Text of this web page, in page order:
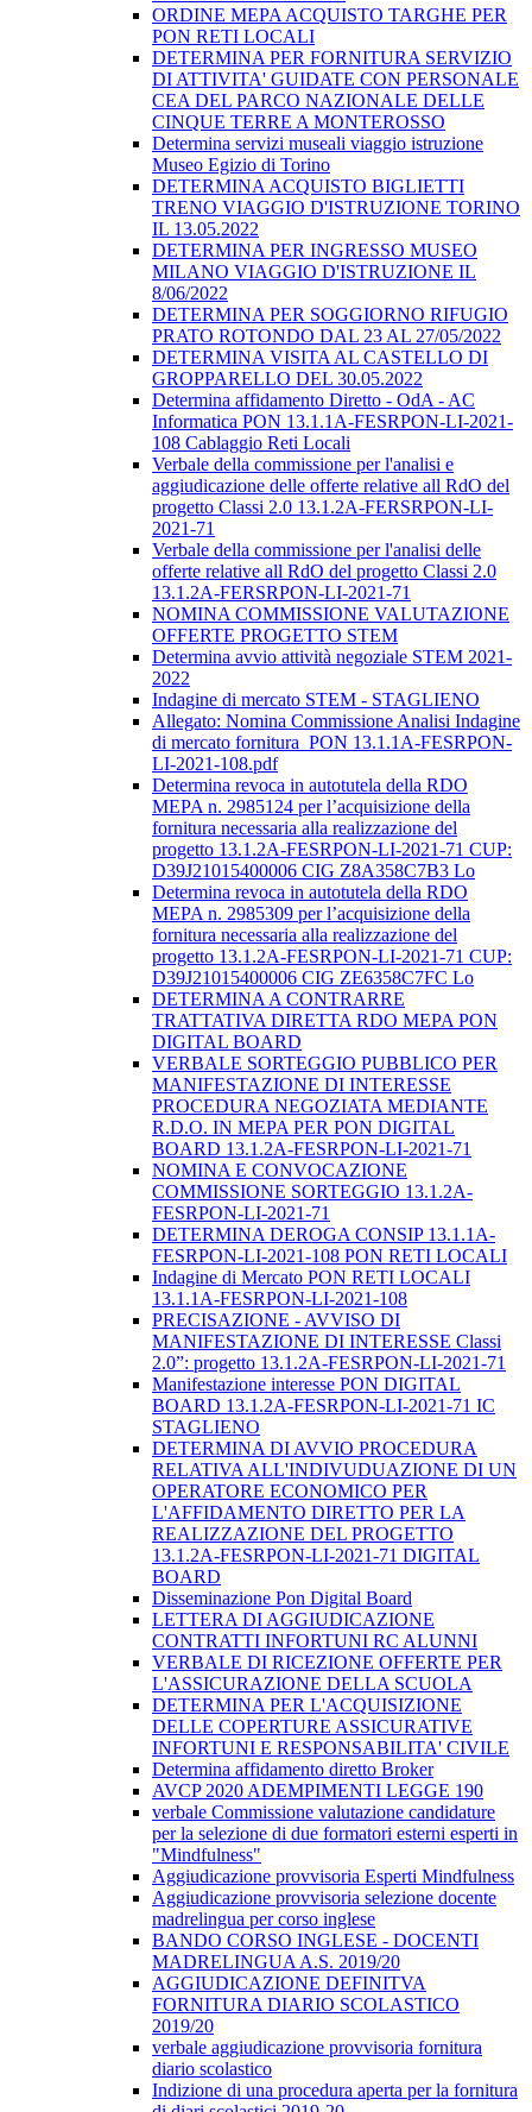
ORDINE MEPA ACQUISTO TARGHE PER
PON RETI LOCALI
DETERMINA PER FORNITURA SERVIZIO
DI ATTIVITA' GUIDATE CON PERSONALE
CEA DEL PARCO NAZIONALE DELLE
CINQUE TERRE A MONTEROSSO
Determina servizi museali viaggio istruzione
Museo Egizio di Torino
DETERMINA ACQUISTO BIGLIETTI
TRENO VIAGGIO D'ISTRUZIONE TORINO
IL 13.05.2022
DETERMINA PER INGRESSO MUSEO
MILANO VIAGGIO D'ISTRUZIONE IL
8/06/2022
DETERMINA PER SOGGIORNO RIFUGIO
PRATO ROTONDO DAL 23 AL 27/05/2022
DETERMINA VISITA AL CASTELLO DI
GROPPARELLO DEL 30.05.2022
Determina affidamento Diretto - OdA - AC
Informatica PON 13.1.1A-FESRPON-LI-2021-
108 Cablaggio Reti Locali
Verbale della commissione per l'analisi e
aggiudicazione delle offerte relative all RdO del
progetto Classi 2.0 13.1.2A-FERSRPON-LI-
2021-71
Verbale della commissione per l'analisi delle
offerte relative all RdO del progetto Classi 2.0
13.1.2A-FERSRPON-LI-2021-71
NOMINA COMMISSIONE VALUTAZIONE
OFFERTE PROGETTO STEM
Determina avvio attività negoziale STEM 2021-
2022
Indagine di mercato STEM - STAGLIENO
Allegato: Nomina Commissione Analisi Indagine
di mercato fornitura_PON 13.1.1A-FESRPON-
LI-2021-108.pdf
Determina revoca in autotutela della RDO
MEPA n. 2985124 per l’acquisizione della
fornitura necessaria alla realizzazione del
progetto 13.1.2A-FESRPON-LI-2021-71 CUP:
D39J21015400006 CIG Z8A358C7B3 Lo
Determina revoca in autotutela della RDO
MEPA n. 2985309 per l’acquisizione della
fornitura necessaria alla realizzazione del
progetto 13.1.2A-FESRPON-LI-2021-71 CUP:
D39J21015400006 CIG ZE6358C7FC Lo
DETERMINA A CONTRARRE
TRATTATIVA DIRETTA RDO MEPA PON
DIGITAL BOARD
VERBALE SORTEGGIO PUBBLICO PER
MANIFESTAZIONE DI INTERESSE
PROCEDURA NEGOZIATA MEDIANTE
R.D.O. IN MEPA PER PON DIGITAL
BOARD 13.1.2A-FESRPON-LI-2021-71
NOMINA E CONVOCAZIONE
COMMISSIONE SORTEGGIO 13.1.2A-
FESRPON-LI-2021-71
DETERMINA DEROGA CONSIP 13.1.1A-
FESRPON-LI-2021-108 PON RETI LOCALI
Indagine di Mercato PON RETI LOCALI
13.1.1A-FESRPON-LI-2021-108
PRECISAZIONE - AVVISO DI
MANIFESTAZIONE DI INTERESSE Classi
2.0”: progetto 13.1.2A-FESRPON-LI-2021-71
Manifestazione interesse PON DIGITAL
BOARD 13.1.2A-FESRPON-LI-2021-71 IC
STAGLIENO
DETERMINA DI AVVIO PROCEDURA
RELATIVA ALL'INDIVUDUAZIONE DI UN
OPERATORE ECONOMICO PER
L'AFFIDAMENTO DIRETTO PER LA
REALIZZAZIONE DEL PROGETTO
13.1.2A-FESRPON-LI-2021-71 DIGITAL
BOARD
Disseminazione Pon Digital Board
LETTERA DI AGGIUDICAZIONE
CONTRATTI INFORTUNI RC ALUNNI
VERBALE DI RICEZIONE OFFERTE PER
L'ASSICURAZIONE DELLA SCUOLA
DETERMINA PER L'ACQUISIZIONE
DELLE COPERTURE ASSICURATIVE
INFORTUNI E RESPONSABILITA' CIVILE
Determina affidamento diretto Broker
AVCP 2020 ADEMPIMENTI LEGGE 190
verbale Commissione valutazione candidature
per la selezione di due formatori esterni esperti in
"Mindfulness"
Aggiudicazione provvisoria Esperti Mindfulness
Aggiudicazione provvisoria selezione docente
madrelingua per corso inglese
BANDO CORSO INGLESE - DOCENTI
MADRELINGUA A.S. 2019/20
AGGIUDICAZIONE DEFINITVA
FORNITURA DIARIO SCOLASTICO
2019/20
verbale aggiudicazione provvisoria fornitura
diario scolastico
Indizione di una procedura aperta per la fornitura